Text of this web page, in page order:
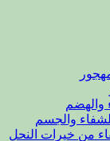
والهضم
والجسم